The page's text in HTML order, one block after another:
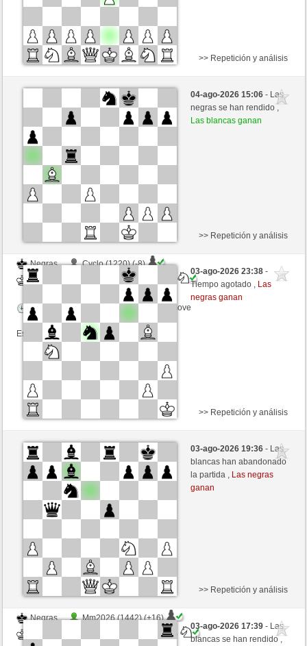
Negras
kruwo (1142)
Lord_of_War (1431)
Tiempo: 30 minutes/side + 8 seconds/move
Esta partida es por puntos
>> Repetición y análisis
04-ago-2026 15:06- Las
negras se han rendido ,
Las blancas ganan
Negras
Cyclo (1220) (-8)
Blancas
Lord_of_War (1423) (+8)
Tiempo: 30 minutes/side + 8 seconds/move
Esta partida es por puntos
>> Repetición y análisis
03-ago-2026 23:38-
Tiempo agotado , Las
negras ganan
Negras
piltrafa (1572) (+10)
Blancas
Lord_of_War (1433) (-10)
Tiempo: 12 minutes/side + 8 seconds/move
Esta partida es por puntos
>> Repetición y análisis
03-ago-2026 19:36- Las
blancas han abandonado
la partida , Las negras
ganan
Negras
Mm2026 (1442) (+16)
Lord_of_War (1449) (-16)
>> Repetición y análisis
03-ago-2026 17:39- Las
blancas se han rendido ,